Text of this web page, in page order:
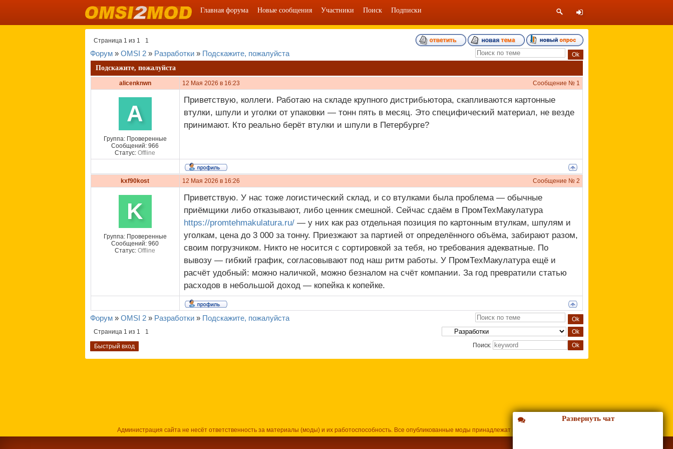
Главная форума Новые сообщения Участники Поиск Подписки
Развернуть чат
Страница 1 из 1 1
Форум » OMSI 2 » Разработки » Подскажите, пожалуйста
Подскажите, пожалуйста
alicenknwn 12 Мая 2026 в 16:23 Сообщение № 1
A
Группа: Проверенные
Сообщений: 966
Статус: Offline
Приветствую, коллеги. Работаю на складе крупного дистрибьютора, скапливаются картонные
втулки, шпули и уголки от упаковки — тонн пять в месяц. Это специфический материал, не везде
принимают. Кто реально берёт втулки и шпули в Петербурге?
kxf90kost 12 Мая 2026 в 16:26 Сообщение № 2
K
Группа: Проверенные
Сообщений: 960
Статус: Offline
Приветствую. У нас тоже логистический склад, и со втулками была проблема — обычные
приёмщики либо отказывают, либо ценник смешной. Сейчас сдаём в ПромТехМакулатура
https://promtehmakulatura.ru/— у них как раз отдельная позиция по картонным втулкам, шпулям и
уголкам, цена до 3 000 за тонну. Приезжают за партией от определённого объёма, забирают разом,
своим погрузчиком. Никто не носится с сортировкой за тебя, но требования адекватные. По
вывозу — гибкий график, согласовывают под наш ритм работы. У ПромТехМакулатура ещё и
расчёт удобный: можно наличкой, можно безналом на счёт компании. За год превратили статью
расходов в небольшой доход — копейка к копейке.
Форум » OMSI 2 » Разработки » Подскажите, пожалуйста
Страница 1 из 1
1
Поиск:
Администрация сайта не несёт ответственность за материалы (моды) и их работоспособность. Все опубликованные моды принадлежат их владельцам.